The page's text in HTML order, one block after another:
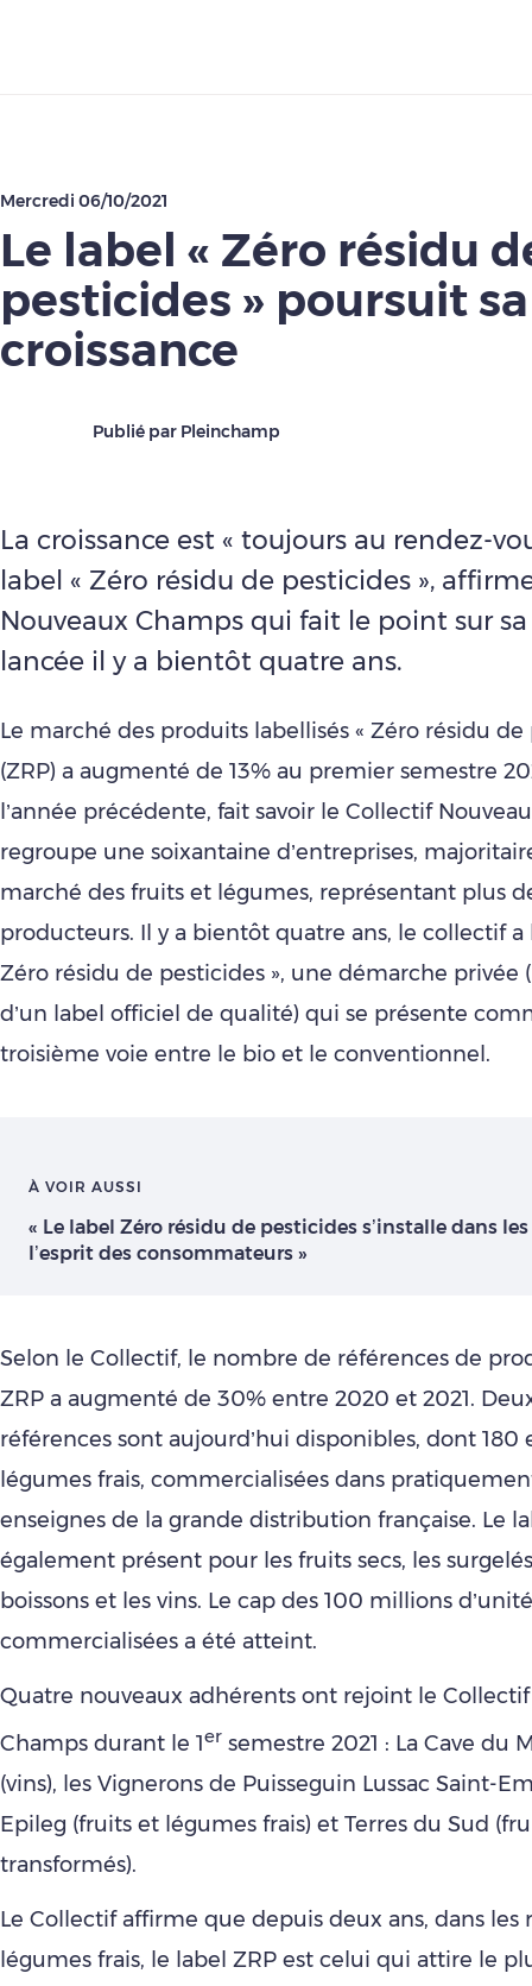
Mercredi 06/10/2021
Le label « Zéro résidu
pesticides » poursuit sa
croissance
Publié par Pleinchamp
La croissance est « toujours au rendez-
label « Zéro résidu de pesticides »,
Nouveaux Champs qui fait le point sur
lancée il y a bientôt quatre ans.
Le marché des produits labellisés « Zéro résidu de
(ZRP) a augmenté de 13% au premier semestre
l’année précédente, fait savoir le Collectif
regroupe une soixantaine d’entreprises,
marché des fruits et légumes, représentant plus
producteurs. Il y a bientôt quatre ans, le collectif a
Zéro résidu de pesticides », une démarche privée
d’un label officiel de qualité) qui se présente
troisième voie entre le bio et le conventionnel.
À VOIR AUSSI
« Le label Zéro résidu de pesticides s’installe dans
l’esprit des consommateurs »
Selon le Collectif, le nombre de références de
ZRP a augmenté de 30% entre 2020 et 2021.
références sont aujourd’hui disponibles, dont 180
légumes frais, commercialisées dans
enseignes de la grande distribution française. Le
également présent pour les fruits secs, les
boissons et les vins. Le cap des 100 millions
commercialisées a été atteint.
Quatre nouveaux adhérents ont rejoint le
Champs durant le 1er semestre 2021 : La Cave du
(vins), les Vignerons de Puisseguin Lussac Saint-
Epileg (fruits et légumes frais) et Terres du Sud
transformés).
Le Collectif affirme que depuis deux ans, dans les
légumes frais, le label ZRP est celui qui attire le